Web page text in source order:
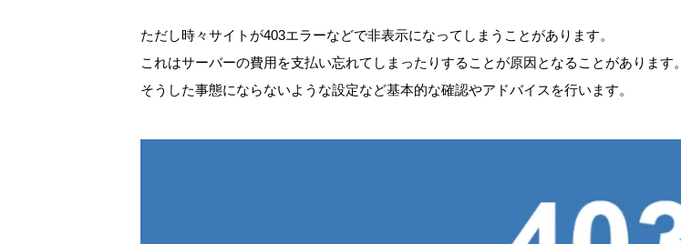
ただし時々サイトが403エラーなどで非表示になってしまうことがあります。
これはサーバーの費用を支払い忘れてしまったりすることが原因となることがあります。
そうした事態にならないような設定など基本的な確認やアドバイスを行います。